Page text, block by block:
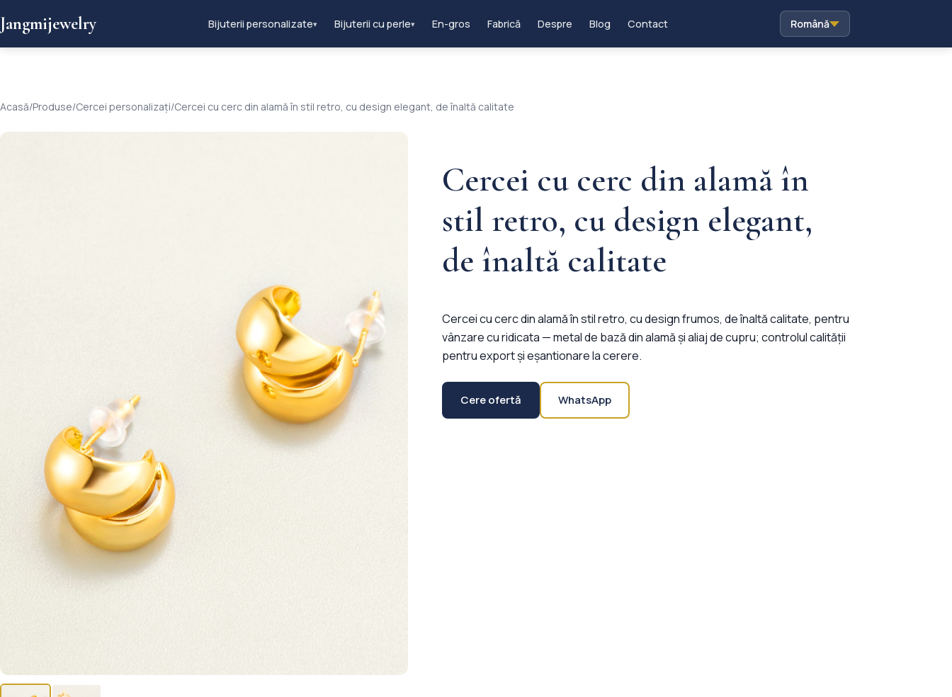
Jangmijewelry Bijuterii personalizate▾ Bijuterii cu perle▾ En-gros Fabrică Despre Blog Contact Română
Acasă/Produse/Cercei personalizați/Cercei cu cerc din alamă în stil retro, cu design elegant, de înaltă calitate
Cercei cu cerc din alamă în
stil retro, cu design elegant,
de înaltă calitate
Cercei cu cerc din alamă în stil retro, cu design frumos, de înaltă calitate, pentru
vânzare cu ridicata — metal de bază din alamă și aliaj de cupru; controlul calității
pentru export și eșantionare la cerere.
Cere ofertă WhatsApp